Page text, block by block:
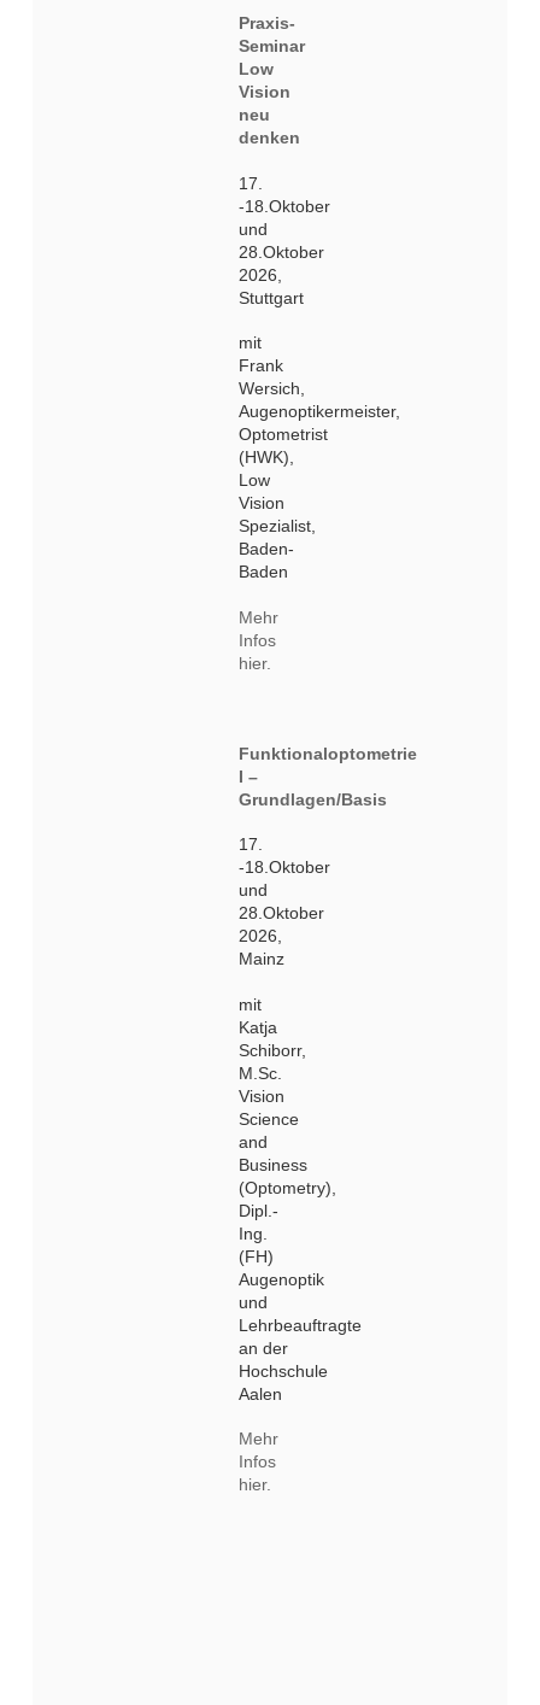
Praxis-
Seminar
Low
Vision
neu
denken
17.
-18.Oktober
und
28.Oktober
2026,
Stuttgart
mit
Frank
Wersich,
Augenoptikermeister,
Optometrist
(HWK),
Low
Vision
Spezialist,
Baden-
Baden
Mehr
Infos
hier.
Funktionaloptometrie
I –
Grundlagen/Basis
17.
-18.Oktober
und
28.Oktober
2026,
Mainz
mit
Katja
Schiborr,
M.Sc.
Vision
Science
and
Business
(Optometry),
Dipl.-
Ing.
(FH)
Augenoptik
und
Lehrbeauftragte
an der
Hochschule
Aalen
Mehr
Infos
hier.